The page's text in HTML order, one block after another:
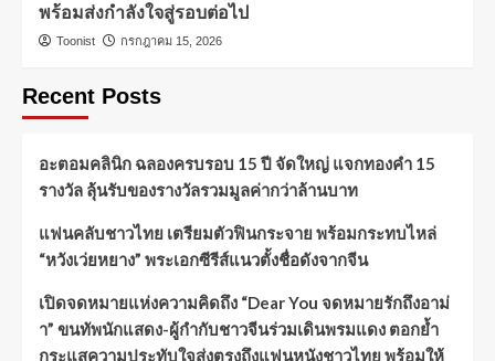
พร้อมส่งกำลังใจสู่รอบต่อไป
Toonist กรกฎาคม 15, 2026
Recent Posts
อะตอมคลินิก ฉลองครบรอบ 15 ปี จัดใหญ่ แจกทองคำ 15
รางวัล ลุ้นรับของรางวัลรวมมูลค่ากว่าล้านบาท
แฟนคลับชาวไทย เตรียมตัวฟินกระจาย พร้อมกระทบไหล่
“หวังเว่ยหยาง” พระเอกซีรีส์แนวตั้งชื่อดังจากจีน
เปิดจดหมายแห่งความคิดถึง “Dear You จดหมายรักถึงอาม่
า” ขนทัพนักแสดง-ผู้กำกับชาวจีนร่วมเดินพรมแดง ตอกย้ำ
กระแสความประทับใจส่งตรงถึงแฟนหนังชาวไทย พร้อมให้